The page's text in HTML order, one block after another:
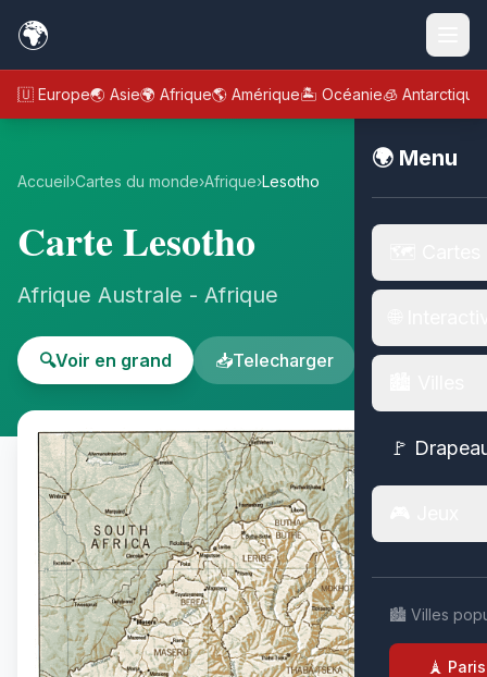
🌍
🇪🇺 Europe🌏 Asie🌍 Afrique🌎 Amérique🏝️ Océanie🧊 Antarctique
🌍 Menu
🚩
🏙️ Villes
🗼 Paris
Accueil›Cartes du monde›Afrique›Lesotho
Carte Lesotho
Afrique Australe - Afrique
🔍Voir en grand 📥Telecharger